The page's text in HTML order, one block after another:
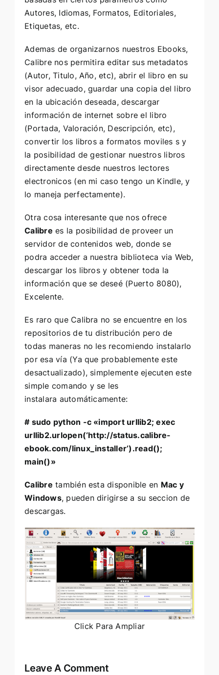
Autores, Idiomas, Formatos, Editoriales,
Etiquetas, etc.
Ademas de organizarnos nuestros Ebooks,
Calibre nos permitira editar sus metadatos
(Autor, Titulo, Año, etc), abrir el libro en su
visor adecuado, guardar una copia del libro
en la ubicación deseada, descargar
información de internet sobre el libro
(Portada, Valoración, Descripción, etc),
convertir los libros a formatos moviles s y
la posibilidad de gestionar nuestros libros
directamente desde nuestros lectores
electronicos (en mi caso tengo un Kindle, y
lo maneja perfectamente).
Otra cosa interesante que nos ofrece
Calibre es la posibilidad de proveer un
servidor de contenidos web, donde se
podra acceder a nuestra biblioteca via Web,
descargar los libros y obtener toda la
información que se deseé (Puerto 8080),
Excelente.
Es raro que Calibra no se encuentre en los
repositorios de tu distribución pero de
todas maneras no les recomiendo instalarlo
por esa vía (Ya que probablemente este
desactualizado), simplemente ejecuten este
simple comando y se les
instalara automáticamente:
# sudo python -c «import urllib2; exec
urllib2.urlopen(‘http://status.calibre-
ebook.com/linux_installer’).read();
main()»
Calibre también esta disponible en Mac y
Windows, pueden dirigirse a su seccion de
descargas.
Click Para Ampliar
Leave A Comment